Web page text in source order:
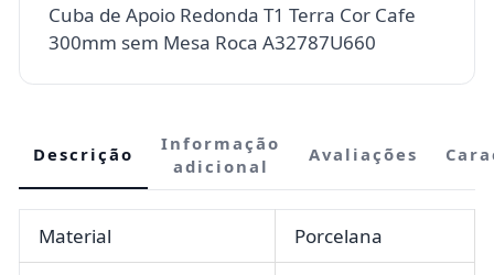
Cuba de Apoio Redonda T1 Terra Cor Cafe
300mm sem Mesa Roca A32787U660
Descrição
Informação
adicional
Avaliações
Material Porcelana